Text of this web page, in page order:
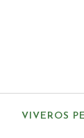
VIVEROS